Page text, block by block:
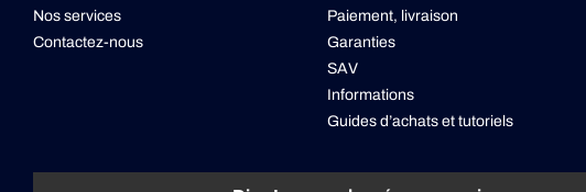
Nos services
Contactez-nous
Paiement, livraison
Garanties
SAV
Informations
Guides d’achats et tutoriels